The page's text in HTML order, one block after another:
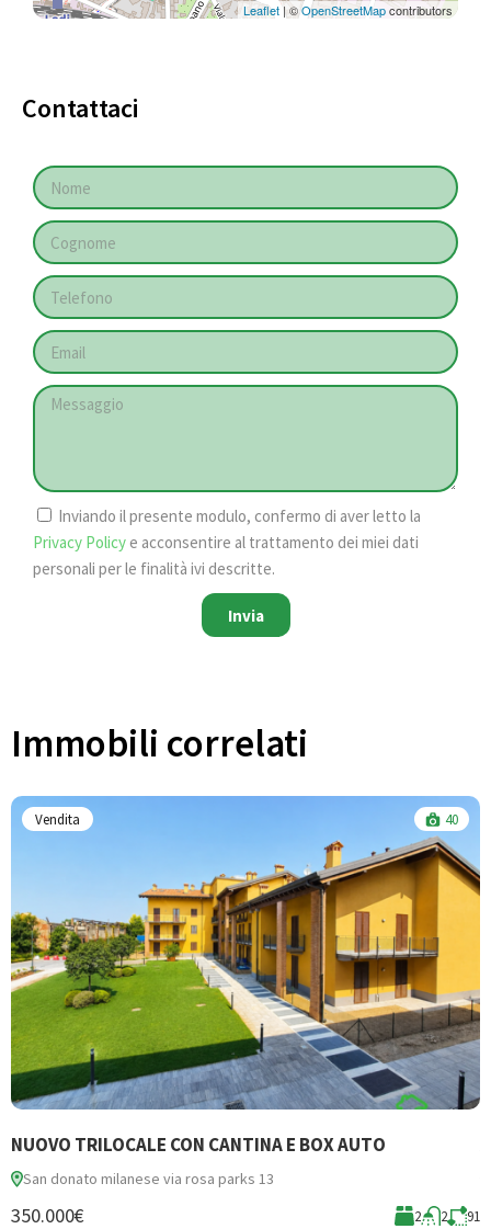
Leaflet| ©OpenStreetMapcontributors
Contattaci
Inviando il presente modulo, confermo di aver letto la
Privacy Policy e acconsentire al trattamento dei miei dati
personali per le finalità ivi descritte.
Invia
Immobili correlati​
Vendita 40
NUOVO TRILOCALE CON CANTINA E BOX AUTO
San donato milanese via rosa parks 13
350.000€ 2 2 91